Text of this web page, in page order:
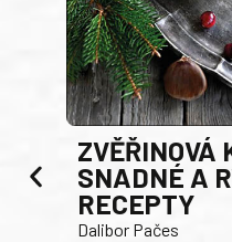
ZVĚŘINOVÁ
SNADNÉ A
RECEPTY
Dalibor Pačes